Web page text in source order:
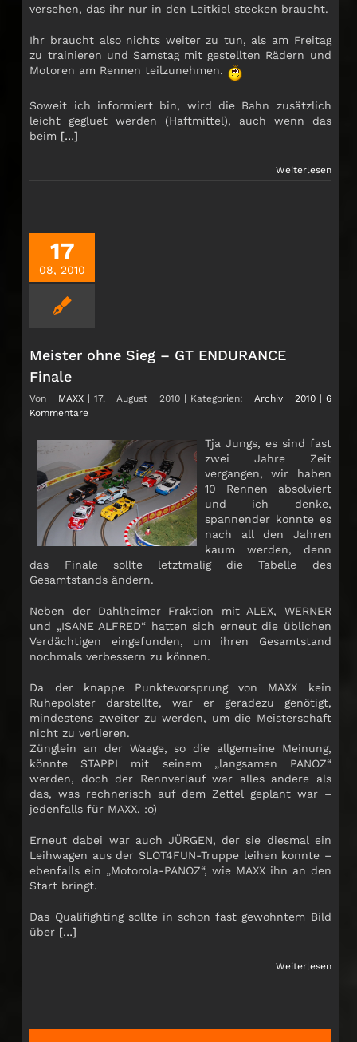
versehen, das ihr nur in den Leitkiel stecken braucht.
Ihr braucht also nichts weiter zu tun, als am Freitag
zu trainieren und Samstag mit gestellten Rädern und
Motoren am Rennen teilzunehmen.
Soweit ich informiert bin, wird die Bahn zusätzlich
leicht gegluet werden (Haftmittel), auch wenn das
beim […]
Weiterlesen
17
08, 2010
Meister ohne Sieg – GT ENDURANCE
Finale
Von MAXX | 17. August 2010 | Kategorien:Archiv 2010 | 6
Kommentare
Tja Jungs, es sind fast
zwei Jahre Zeit
vergangen, wir haben
10 Rennen absolviert
und ich denke,
spannender konnte es
nach all den Jahren
kaum werden, denn
das Finale sollte letztmalig die Tabelle des
Gesamtstands ändern.
Neben der Dahlheimer Fraktion mit ALEX, WERNER
und „ISANE ALFRED“ hatten sich erneut die üblichen
Verdächtigen eingefunden, um ihren Gesamtstand
nochmals verbessern zu können.
Da der knappe Punktevorsprung von MAXX kein
Ruhepolster darstellte, war er geradezu genötigt,
mindestens zweiter zu werden, um die Meisterschaft
nicht zu verlieren.
Zünglein an der Waage, so die allgemeine Meinung,
könnte STAPPI mit seinem „langsamen PANOZ“
werden, doch der Rennverlauf war alles andere als
das, was rechnerisch auf dem Zettel geplant war –
jedenfalls für MAXX. :o)
Erneut dabei war auch JÜRGEN, der sie diesmal ein
Leihwagen aus der SLOT4FUN-Truppe leihen konnte –
ebenfalls ein „Motorola-PANOZ“, wie MAXX ihn an den
Start bringt.
Das Qualifighting sollte in schon fast gewohntem Bild
über […]
Weiterlesen